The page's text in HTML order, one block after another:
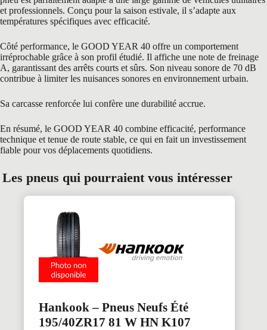
et professionnels. Conçu pour la saison estivale, il s’adapte aux
températures spécifiques avec efficacité.
Côté performance, le GOOD YEAR 40 offre un comportement
irréprochable grâce à son profil étudié. Il affiche une note de freinage
A, garantissant des arrêts courts et sûrs. Son niveau sonore de 70 dB
contribue à limiter les nuisances sonores en environnement urbain.
Sa carcasse renforcée lui confère une durabilité accrue.
En résumé, le GOOD YEAR 40 combine efficacité, performance
technique et tenue de route stable, ce qui en fait un investissement
fiable pour vos déplacements quotidiens.
Les pneus qui pourraient vous intéresser
Hankook – Pneus Neufs Été
195/40ZR17 81 W HN K107